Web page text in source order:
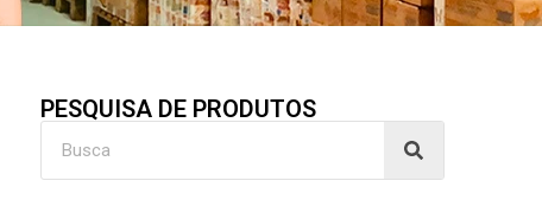
PESQUISA DE PRODUTOS